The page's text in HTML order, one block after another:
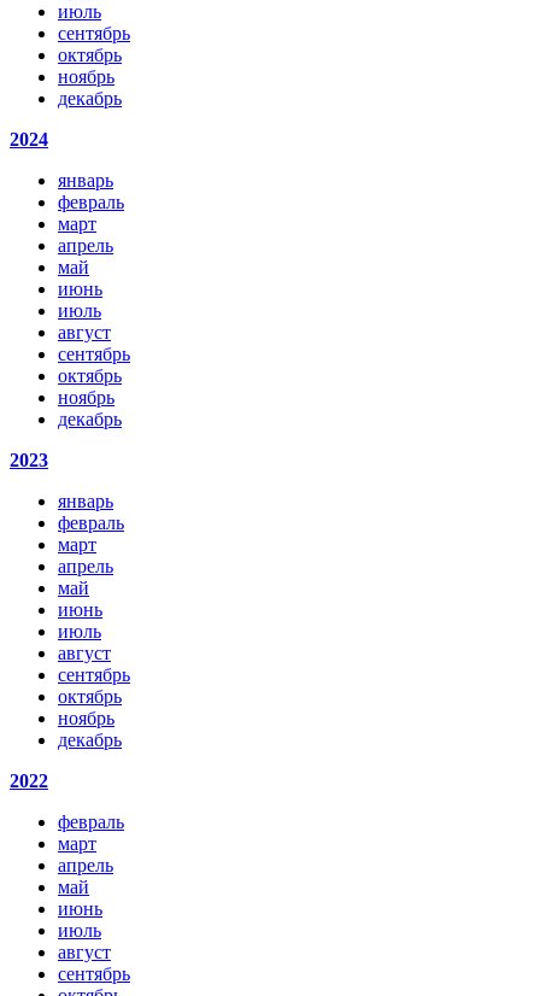
июль
сентябрь
октябрь
ноябрь
декабрь
2024
январь
февраль
март
апрель
май
июнь
июль
август
сентябрь
октябрь
ноябрь
декабрь
2023
январь
февраль
март
апрель
май
июнь
июль
август
сентябрь
октябрь
ноябрь
декабрь
2022
февраль
март
апрель
май
июнь
июль
август
сентябрь